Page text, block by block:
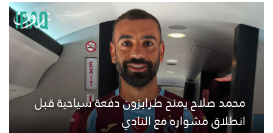
محمد صلاح يمنح طرابزون دفعة سياحية قبل
انطلاق مشواره مع النادي